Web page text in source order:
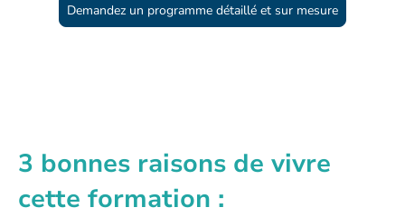
Demandez un programme détaillé et sur mesure
3 bonnes raisons de vivre
cette formation :